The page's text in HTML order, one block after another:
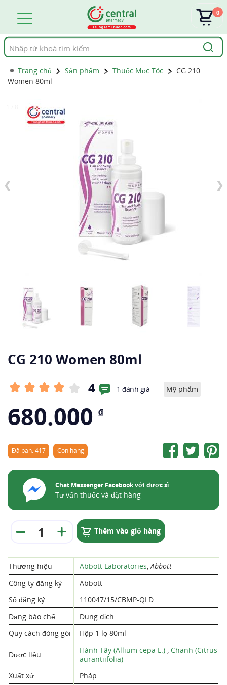
Tìm
kiếm
0
Trang chủ Sản phẩm Thuốc Mọc Tóc
CG 210
Women 80ml
❮ ❯
CG 210 Women 80ml
4 1 đánh giá Mỹ phẩm
680.000 ₫
Đã bán: 417 Còn hàng
Chat Messenger Facebook với dược sĩ
Tư vấn thuốc và đặt hàng
Thêm vào giỏ hàng
Thương hiệu Abbott Laboratories,Abbott
Công ty đăng ký
Abbott
Số đăng ký
110047/15/CBMP-QLD
Dạng bào chế
Dung dịch
Quy cách đóng gói
Hộp 1 lọ 80ml
Dược liệu Hành Tây (Allium cepa L.) , Chanh (Citrus
aurantiifolia)
Xuất xứ
Pháp